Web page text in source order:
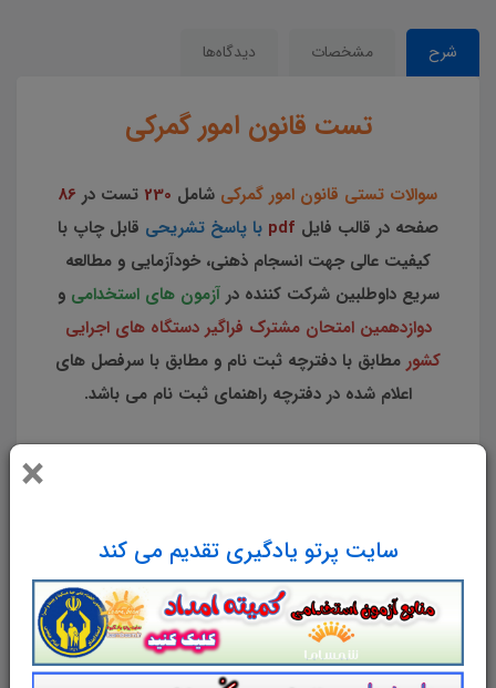
×
سایت پرتو یادگیری تقدیم می کند
شرح مشخصات دیدگاه‌ها
تست قانون امور گمرکی
سوالات تستی قانون امور گمرکی شامل 230 تست در 86
صفحه در قالب فایل pdf با پاسخ تشریحی قابل چاپ با
کیفیت عالی جهت انسجام ذهنی، خودآزمایی و مطالعه
سریع داوطلبین شرکت کننده درآزمون های استخدامی و
دوازدهمین امتحان مشترک فراگیر دستگاه های اجرایی
کشور مطابق با دفترچه ثبت نام و مطابق با سرفصل های
اعلام شده در دفترچه راهنمای ثبت نام می باشد.
تست قانون قاچاق کالا و ارز